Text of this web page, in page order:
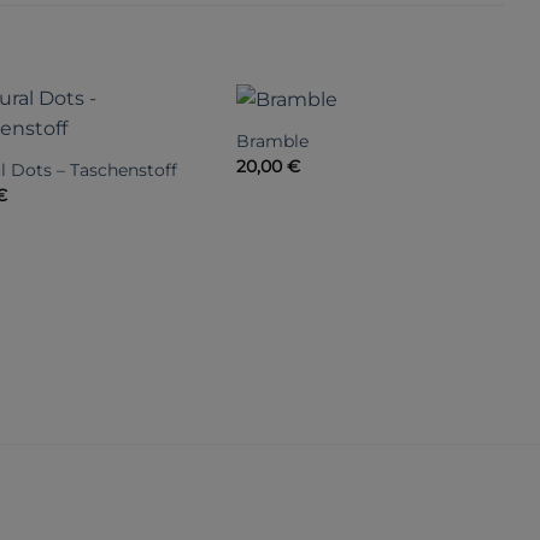
Dots – Taschenstoff
Bramble
20,00€